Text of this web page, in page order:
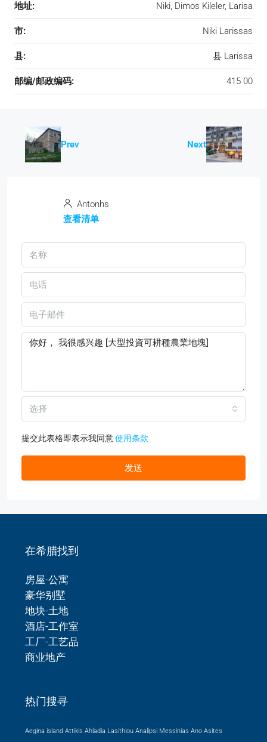
地址: Niki, Dimos Kileler, Larisa
市: Niki Larissas
县: 县 Larissa
邮编/邮政编码: 415 00
Prev Next
Antonhs
查看清单
选择
提交此表格即表示我同意使用条款
发送
在希腊找到
房屋-公寓
豪华别墅
地块-土地
酒店-工作室
工厂-工艺品
商业地产
热门搜寻
Aegina island Attikis Ahladia Lasithiou Analipsi Messinias Ano Asites